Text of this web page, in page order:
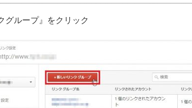
グループ』をクリック